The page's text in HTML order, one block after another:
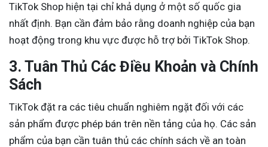
TikTok Shop hiện tại chỉ khả dụng ở một số quốc gia
nhất định. Bạn cần đảm bảo rằng doanh nghiệp của bạn
hoạt động trong khu vực được hỗ trợ bởi TikTok Shop.
3. Tuân Thủ Các Điều Khoản và Chính
Sách
TikTok đặt ra các tiêu chuẩn nghiêm ngặt đối với các
sản phẩm được phép bán trên nền tảng của họ. Các sản
phẩm của bạn cần tuân thủ các chính sách về an toàn